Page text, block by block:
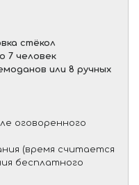
стёкол
7 человек
или 8 ручных
оговоренного
(время считается
бесплатного